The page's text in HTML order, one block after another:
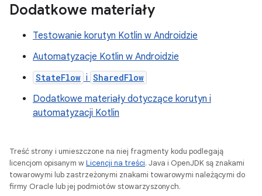
Dodatkowe materiały
Testowanie korutyn Kotlin w Androidzie
Automatyzacje Kotlin w Androidzie
StateFlow i SharedFlow
Dodatkowe materiały dotyczące korutyn i
automatyzacji Kotlin
Treść strony i umieszczone na niej fragmenty kodu podlegają
licencjom opisanym wLicencji na treści. Java i OpenJDK są znakami
towarowymi lub zastrzeżonymi znakami towarowymi należącymi do
firmy Oracle lub jej podmiotów stowarzyszonych.